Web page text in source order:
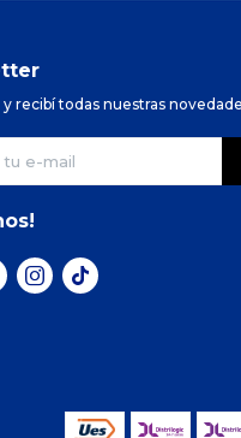
y recibí todas nuestras
